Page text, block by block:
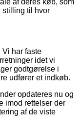
stilling til hvor
Vi har faste
idet vi
godtgørelse i
udfører et indkøb.
opdateres nu og
imod rettelser der
af de viste